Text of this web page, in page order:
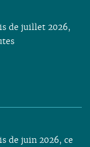
de juillet 2026,
de juin 2026, ce